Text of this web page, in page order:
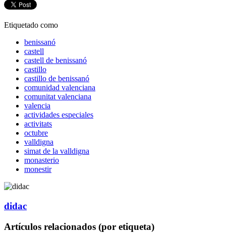
Etiquetado como
benissanó
castell
castell de benissanó
castillo
castillo de benissanó
comunidad valenciana
comunitat valenciana
valencia
actividades especiales
activitats
octubre
valldigna
simat de la valldigna
monasterio
monestir
didac
Artículos relacionados (por etiqueta)